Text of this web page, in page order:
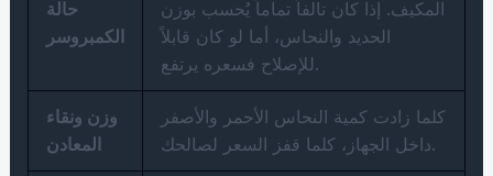
حالة
الكمبروسر
المكيف. إذا كان تالفاً تماماً يُحسب بوزن
الحديد والنحاس، أما لو كان قابلاً
للإصلاح فسعره يرتفع.
وزن ونقاء
المعادن
كلما زادت كمية النحاس الأحمر والأصفر
داخل الجهاز، كلما قفز السعر لصالحك.